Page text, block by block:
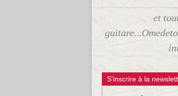
et
S'inscrire à la